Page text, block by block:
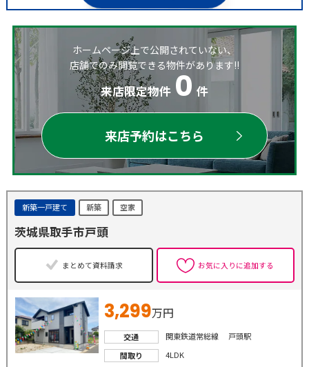
ホームページ上で公開されていない、
店舗でのみ閲覧できる物件があります!!
来店限定物件 0 件
来店予約はこちら
新築一戸建て 新築 空家
茨城県取手市戸頭
まとめて資料請求 お気に入りに追加する
3,299万円
交通
関東鉄道常総線 戸頭駅
間取り
4LDK